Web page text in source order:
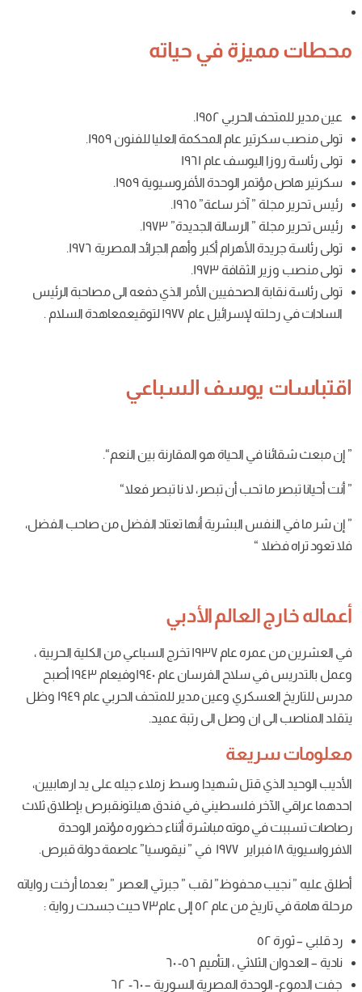
في حياته
١٩٥٢.
المحكمة العليا للفنون ١٩٥٩.
عام ١٩٦١
الأفروسيوية ١٩٥٩.
ساعة” ١٩٦٥.
الجديدة” ١٩٧٣.
أكبر وأهم الجرائد المصرية ١٩٧٦.
١٩٧٣.
الصحفيين الأمر الذي دفعه الى مصاحبة الرئيس
لتوقيعمعاهدة السلام .
السباعي
في الحياةهوالمقارنةبينالنعم“.
تحبأن تبصر، لانا تبصرفعلا“
البشريةأنها تعتادالفضلمنصاحبالفضل،
الأدبي
عام ١٩٣٧ تخرج السباعي من الكليةالحربية ،
سلاح الفرسان عام ١٩٤٠وفيعام ١٩٤٣ أصبح
وعينمديرللمتحفالحربيعام ١٩٤٩ وظل
انوصلالىرتبة عميد.
قتل شهيدا وسط زملاء جيله على يد ارهابيين،
فلسطيني في فندق هيلتونقبرص بإطلاق ثلاث
مباشرة أثناء حضوره مؤتمر الوحدة
لقب ” جبرتي العصر ” بعدما أرخت رواياته
حيث جسدت رواية :
، التأميم ٥٦- ٦٠
المصرية السورية – ٦٠- ٦٢